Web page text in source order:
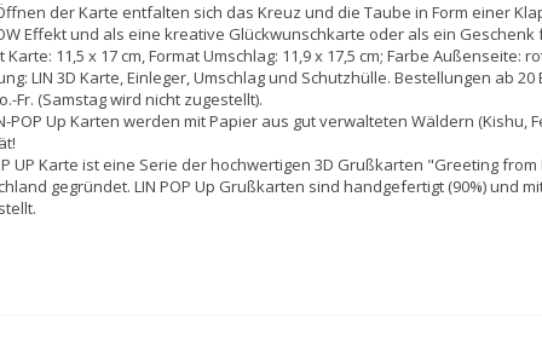
der Karte entfalten sich das Kreuz und die Taube in Form einer
Effekt und als eine kreative Glückwunschkarte oder als ein Geschenk
Karte: 11,5 x 17 cm, Format Umschlag: 11,9 x 17,5 cm; Farbe Außenseite:
LIN 3D Karte, Einleger, Umschlag und Schutzhülle. Bestellungen ab
Fr. (Samstag wird nicht zugestellt).
POP Up Karten werden mit Papier aus gut verwalteten Wäldern
UP Karte ist eine Serie der hochwertigen 3D Grußkarten "Greeting
gegründet. LIN POP Up Grußkarten sind handgefertigt (90%) und